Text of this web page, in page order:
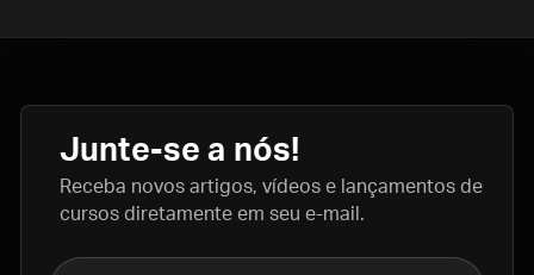
Junte-se a nós!
Receba novos artigos, vídeos e lançamentos de
cursos diretamente em seu e-mail.
Nome completo